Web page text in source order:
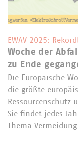
EWAV 2025:
Woche der
zu Ende
Die Europäische
die größte
Sie findet jedes
Thema